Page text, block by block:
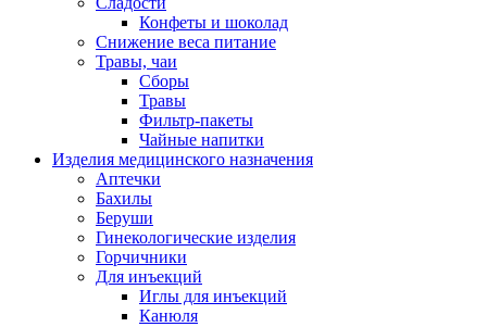
Конфеты и шоколад
Снижение веса питание
Травы, чаи
Сборы
Травы
Фильтр-пакеты
Чайные напитки
Изделия медицинского назначения
Аптечки
Бахилы
Беруши
Гинекологические изделия
Горчичники
Для инъекций
Иглы для инъекций
Канюля